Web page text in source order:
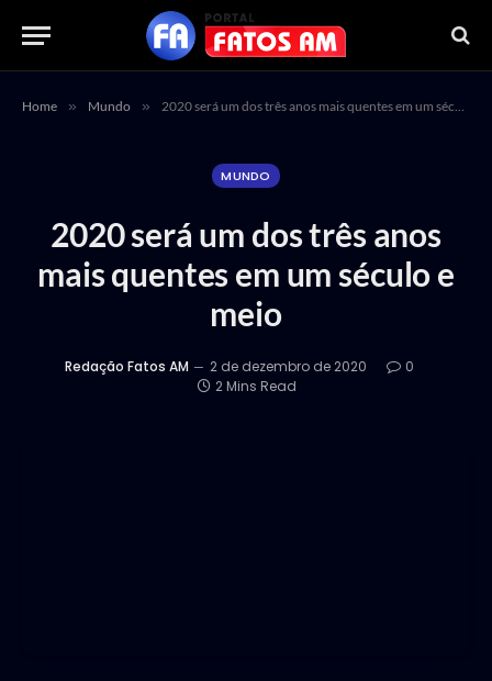
Home » Mundo » 2020 será um dos três anos mais quentes em um século e meio
MUNDO
2020 será um dos três anos
mais quentes em um século e
meio
Redação Fatos AM 2 de dezembro de 2020
0
2 Mins Read